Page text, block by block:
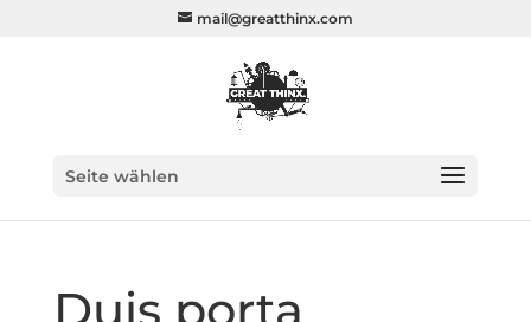
mail@greatthinx.com
Seite wählen
Duis porta